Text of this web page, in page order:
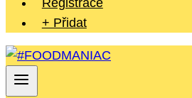
Registrace
+ Přidat